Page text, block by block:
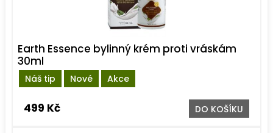
Náš tip Nové Akce
Earth Essence bylinný krém proti vráskám
30ml
499 Kč DO KOŠÍKU